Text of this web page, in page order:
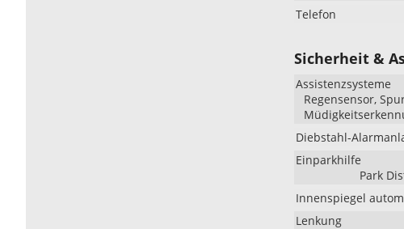
Telefon
Sicherheit &
Assistenzsysteme
Regensensor,
Diebstahl-
Einparkhilfe
Park
Innenspiegel
Lenkung